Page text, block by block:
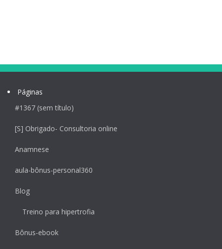
Páginas
#1367 (sem título)
[S] Obrigado- Consultoria online
Anamnese
aula-bônus-personal360
Blog
Treino para hipertrofia
Bônus-ebook